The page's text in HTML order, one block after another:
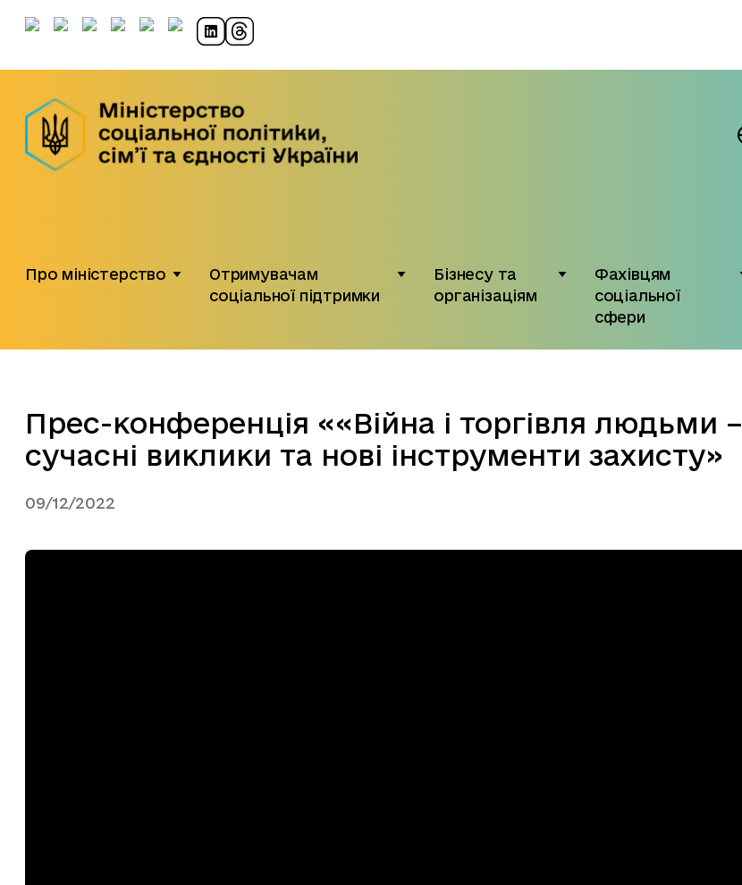
Про міністерство
Отримувачам
соціальної підтримки
Бізнесу та
організаціям
Фахівцям
соціальної
сфери
Прес-конференція ««Війна і торгівля людьми –
сучасні виклики та нові інструменти захисту»
09/12/2022